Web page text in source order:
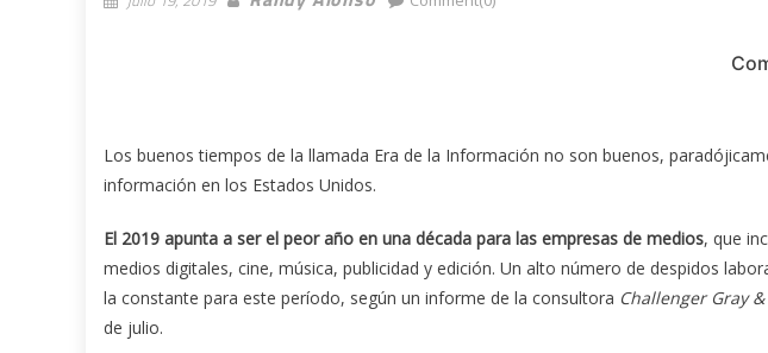
Los buenos tiempos de la llamada Era de la Información no son buenos,
información en los Estados Unidos.
El 2019 apunta a ser el peor año en una década para las empresas de medios, que
medios digitales, cine, música, publicidad y edición. Un alto número de despidos
la constante para este período, según un informe de la consultora Challenger Gray
de julio.